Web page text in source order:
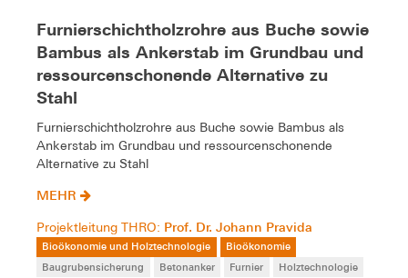
Furnierschichtholzrohre aus Buche sowie
Bambus als Ankerstab im Grundbau und
ressourcenschonende Alternative zu
Stahl
Furnierschichtholzrohre aus Buche sowie Bambus als
Ankerstab im Grundbau und ressourcenschonende
Alternative zu Stahl
MEHR
Projektleitung THRO: Prof. Dr. Johann Pravida
Bioökonomie und Holztechnologie
Bioökonomie
Baugrubensicherung
Betonanker Furnier
Holztechnologie